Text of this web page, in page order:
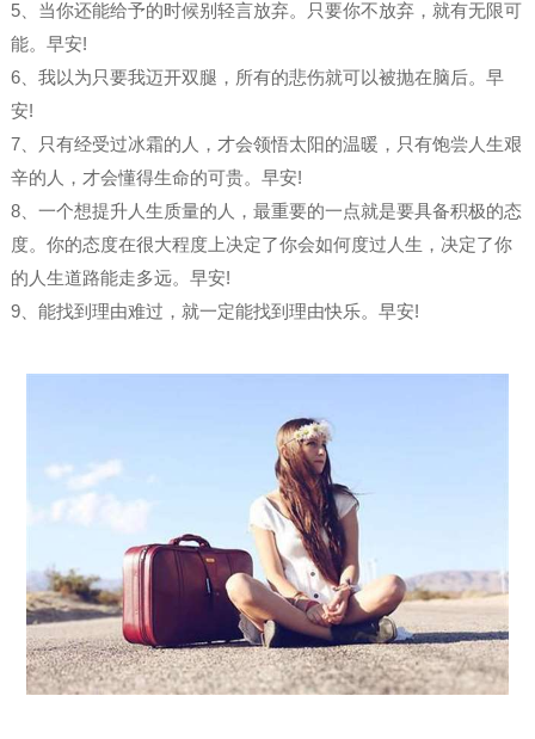
5、当你还能给予的时候别轻言放弃。只要你不放弃，就有无限可
能。早安!
6、我以为只要我迈开双腿，所有的悲伤就可以被抛在脑后。早
安!
7、只有经受过冰霜的人，才会领悟太阳的温暖，只有饱尝人生艰
辛的人，才会懂得生命的可贵。早安!
8、一个想提升人生质量的人，最重要的一点就是要具备积极的态
度。你的态度在很大程度上决定了你会如何度过人生，决定了你
的人生道路能走多远。早安!
9、能找到理由难过，就一定能找到理由快乐。早安!